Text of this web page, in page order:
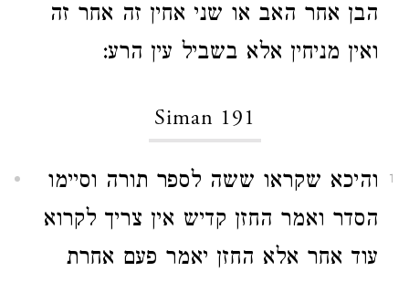
הבן אחר האב או שני אחין זה אחר זה
ואין מניחין אלא בשביל עין הרע:
Siman 191
1
והיכא שקראו ששה לספר תורה וסיימו
הסדר ואמר החזן קדיש אין צריך לקרוא
עוד אחר אלא החזן יאמר פעם אחרת